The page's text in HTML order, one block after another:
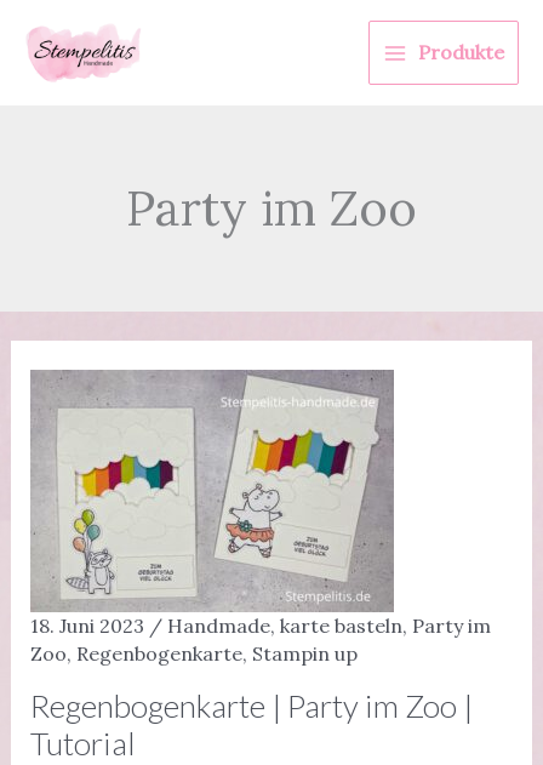
Inhalt
springen
Produkte
Party im Zoo
18. Juni 2023 / Handmade, karte basteln, Party im
Zoo, Regenbogenkarte, Stampin up
Regenbogenkarte | Party im Zoo |
Tutorial